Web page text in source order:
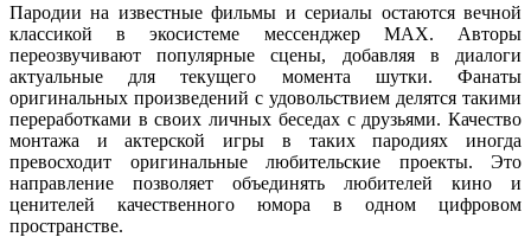
Пародии на известные фильмы и сериалы остаются вечной
классикой в экосистеме мессенджер MAX. Авторы
переозвучивают популярные сцены, добавляя в диалоги
актуальные для текущего момента шутки. Фанаты
оригинальных произведений с удовольствием делятся такими
переработками в своих личных беседах с друзьями. Качество
монтажа и актерской игры в таких пародиях иногда
превосходит оригинальные любительские проекты. Это
направление позволяет объединять любителей кино и
ценителей качественного юмора в одном цифровом
пространстве.